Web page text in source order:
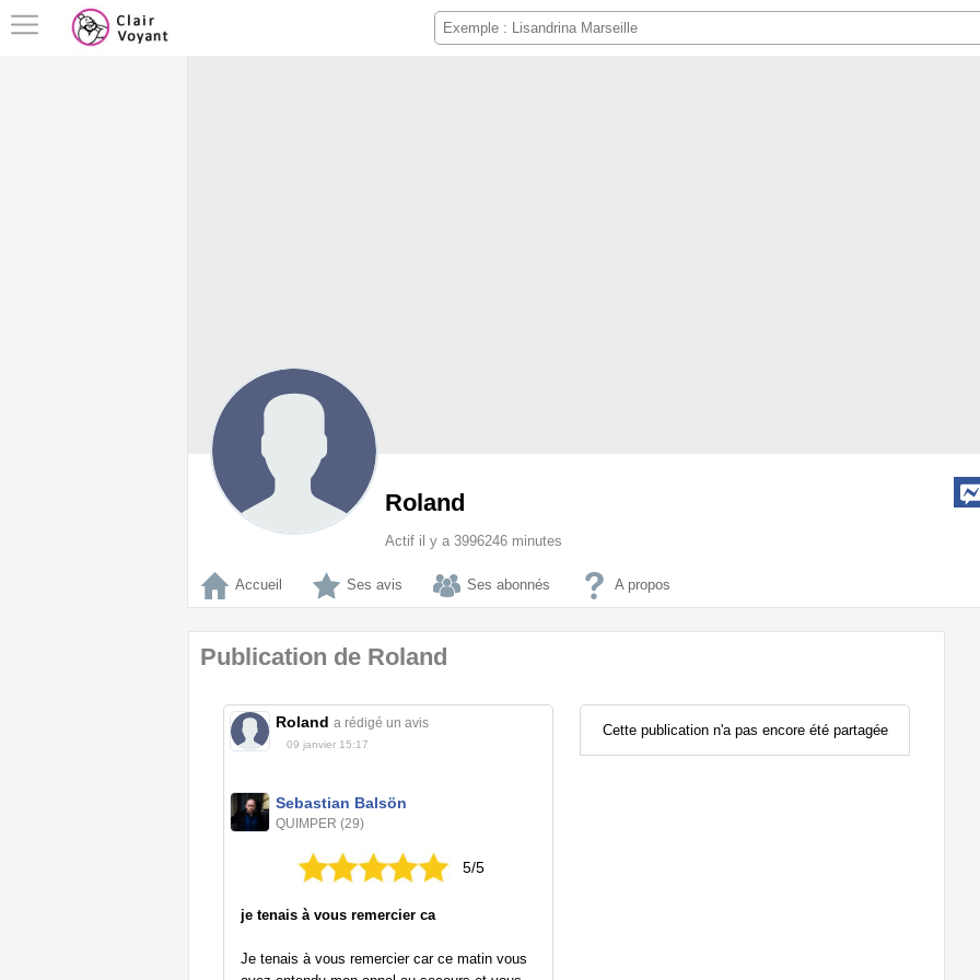
Roland
Actif il y a 3996246 minutes
Accueil Ses avis Ses abonnés A propos
Publication de Roland
Roland a rédigé un avis
09 janvier 15:17
Sebastian Balsön
QUIMPER (29)
5/5
je tenais à vous remercier ca
Je tenais à vous remercier car ce matin vous
Cette publication n'a pas encore été partagée